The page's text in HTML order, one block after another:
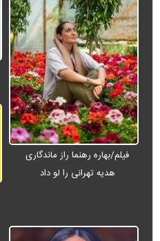
فیلم/بهاره رهنما راز ماندگاری
هدیه تهرانی را لو داد